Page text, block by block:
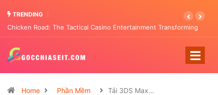
TRENDING
Chicken Road: The Tactical Casino Entertainment Transforming
Home Phần Mềm Tải 3DS Max…